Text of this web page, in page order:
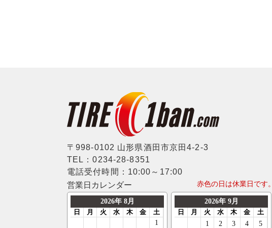
〒998-0102 山形県酒田市京田4-2-3
TEL：0234-28-8351
電話受付時間：10:00～17:00
営業日カレンダー
赤色の日は休業日です。